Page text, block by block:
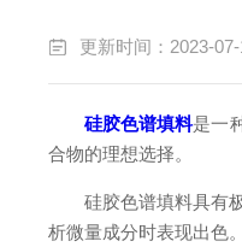
更新时间：2023-
硅胶色谱填料是一
合物的理想选择。
硅胶色谱填料具有极
析微量成分时表现出色。